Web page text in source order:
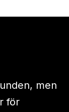
men
för